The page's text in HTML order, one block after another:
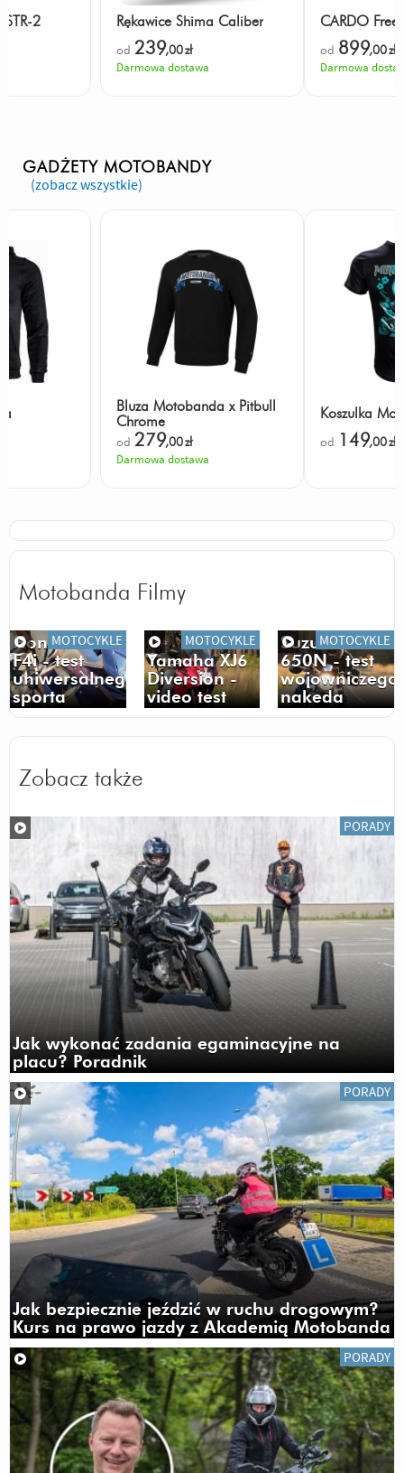
Rękawice Shima Caliber
od 239,00zł
Darmowa dostawa
CARDO
od 899,00zł
Darmowa
STR-2
GADŻETY MOTOBANDY
(zobacz wszystkie)
Bluza Motobanda x Pitbull
Chrome
od 279,00zł
Darmowa dostawa
Koszulka
od 149,00zł
Motobanda Filmy
Honda CBR
F4i - test
uniwersalnego
sporta
MOTOCYKLE
Yamaha XJ6
Diversion -
video test
MOTOCYKLE
Suzuki SV
650N - test
wojowniczego
nakeda
MOTOCYKLE
Zobacz także
Jak wykonać zadania egaminacyjne na
placu? Poradnik
PORADY
Jak bezpiecznie jeździć w ruchu drogowym?
Kurs na prawo jazdy z Akademią Motobanda
PORADY
PORADY